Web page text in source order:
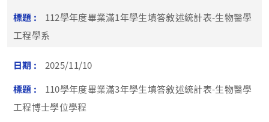
112學年度畢業滿1年學生填答敘述統計表-生物醫學
工程學系
2025/11/10
110學年度畢業滿3年學生填答敘述統計表-生物醫學
工程博士學位學程